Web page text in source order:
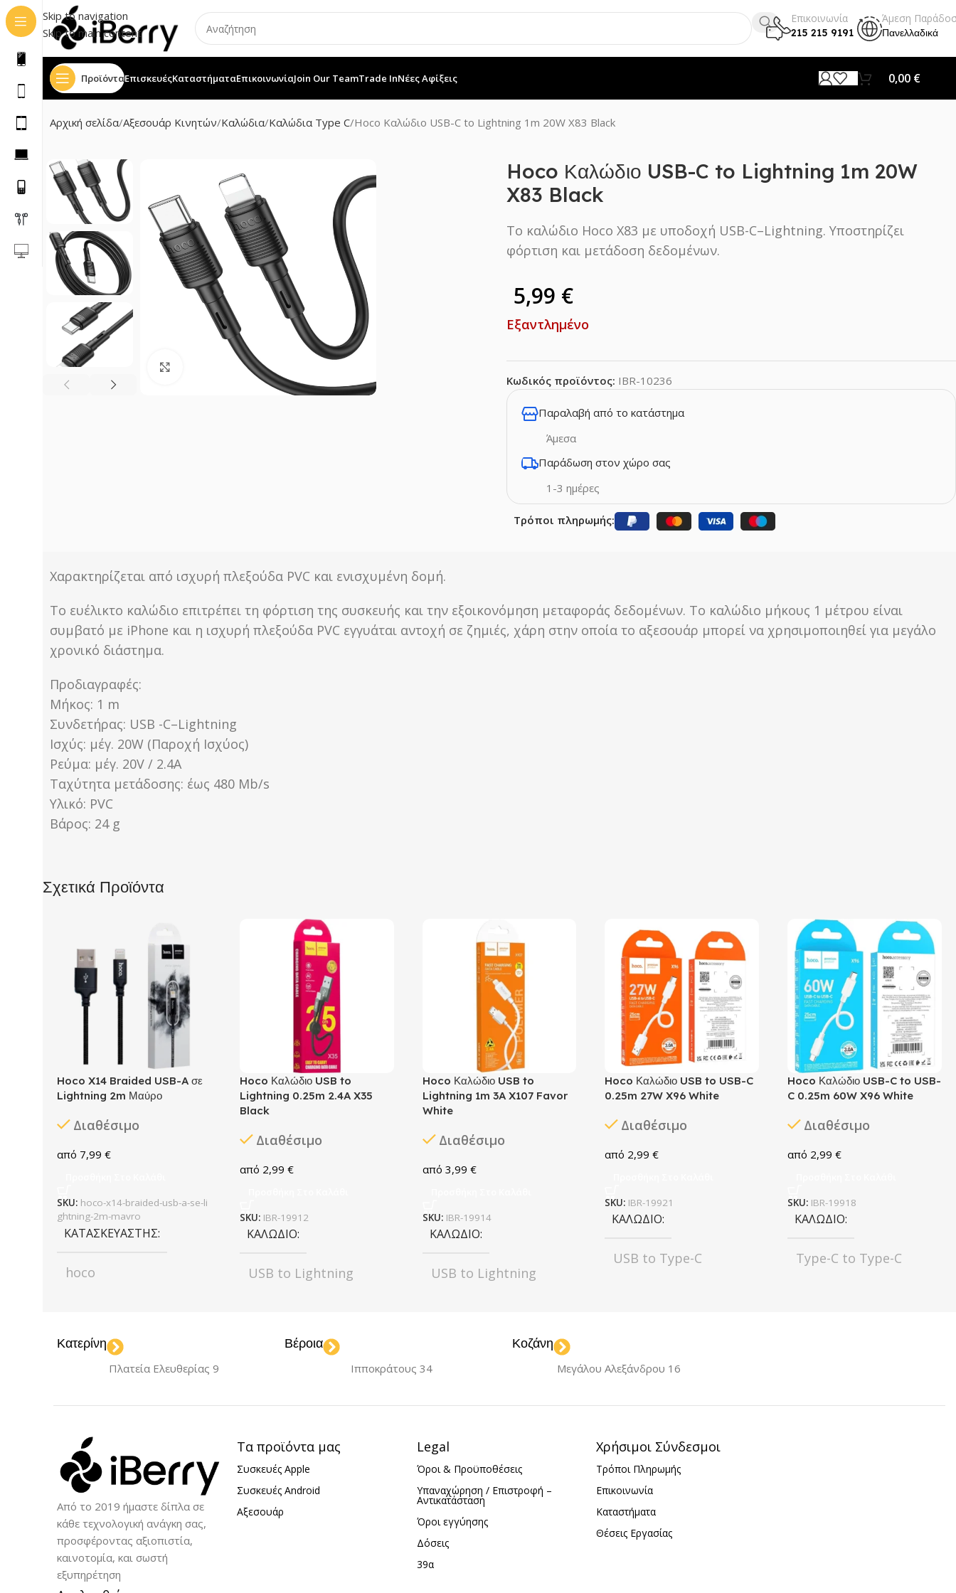
Skip to navigation
Skip to main content
Επικοινωνία
215 215 9191
Άμεση
Πανελλαδικά
ΠροϊόνταΕπισκευέςΚαταστήματαΕπικοινωνίαJoin Our TeamTrade InΝέες Αφίξεις 0,00 €
Αρχική σελίδα Αξεσουάρ Κινητών Καλώδια Καλώδια Type C Hoco Καλώδιο USB-C to Lightning 1m 20W X83 Black
Click to enlarge
Hoco Καλώδιο USB-C to Lightning 1m 20W
X83 Black
Το καλώδιο Hoco X83 με υποδοχή USB-C–Lightning. Υποστηρίζει
φόρτιση και μετάδοση δεδομένων.
5,99 €
Εξαντλημένο
Κωδικός προϊόντος: IBR-10236
Παραλαβή από το κατάστημα
Άμεσα
Παράδωση στον χώρο σας
1-3 ημέρες
Τρόποι πληρωμής:
Χαρακτηρίζεται από ισχυρή πλεξούδα PVC και ενισχυμένη δομή.
Το ευέλικτο καλώδιο επιτρέπει τη φόρτιση της συσκευής και την εξοικονόμηση μεταφοράς δεδομένων. Το καλώδιο μήκους 1 μέτρου είναι
συμβατό με iPhone και η ισχυρή πλεξούδα PVC εγγυάται αντοχή σε ζημιές, χάρη στην οποία το αξεσουάρ μπορεί να χρησιμοποιηθεί για μεγάλο
χρονικό διάστημα.
Προδιαγραφές:
Μήκος: 1 m
Συνδετήρας: USB -C–Lightning
Ισχύς: μέγ. 20W (Παροχή Ισχύος)
Ρεύμα: μέγ. 20V / 2.4A
Ταχύτητα μετάδοσης: έως 480 Mb/s
Υλικό: PVC
Βάρος: 24 g
Σχετικά Προϊόντα
Hoco X14 Braided USB-A σε
Lightning 2m Μαύρο
Διαθέσιμο
7,99 €
SKU: hoco-x14-braided-usb-a-se-li
ghtning-2m-mavro
ΚΑΤΑΣΚΕΥΑΣΤΉΣ
hoco
ΚΑΛΏΔΙΟ
USB to Lightning
Hoco Καλώδιο USB to
Lightning 0.25m 2.4A X35
Black
Διαθέσιμο
2,99 €
SKU: IBR-19912
ΚΑΛΏΔΙΟ
USB to Lightning
0.25m
Hoco Καλώδιο USB to
Lightning 1m 3A X107 Favor
White
Διαθέσιμο
3,99 €
SKU: IBR-19914
ΚΑΛΏΔΙΟ
USB to Lightning
Hoco Καλώδιο USB to USB-C
0.25m 27W X96 White
Διαθέσιμο
2,99€
SKU: IBR-19921
ΚΑΛΏΔΙΟ
USB to Type-C
Hoco Καλώδιο USB-C to USB-
C 0.25m 60W X96 White
Διαθέσιμο
2,99€
SKU: IBR-19918
ΚΑΛΏΔΙΟ
Type-C to Type-C
Κατερίνη
Πλατεία Ελευθερίας 9
Βέροια
Ιπποκράτους 34
Κοζάνη
Μεγάλου Αλεξάνδρου 16
Από το 2019 ήμαστε δίπλα σε
κάθε τεχνολογική ανάγκη σας,
προσφέροντας αξιοπιστία,
καινοτομία, και σωστή
εξυπηρέτηση
Τα προϊόντα μας
Συσκευές Apple
Συσκευές Android
Αξεσουάρ
Legal
Όροι & Προϋποθέσεις
Υπαναχώρηση / Επιστροφή –
Αντικατάσταση
Όροι εγγύησης
Δόσεις
39α
Χρήσιμοι Σύνδεσμοι
Τρόποι Πληρωμής
Επικοινωνία
Καταστήματα
Θέσεις Εργασίας